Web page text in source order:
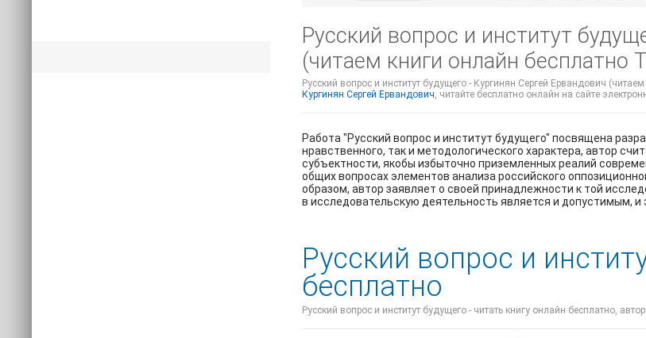
Русский вопрос и институт
(читаем книги онлайн бесплатно
Русский вопрос и институт будущего - Кургинян Сергей Ервандович
Кургинян Сергей Ервандович, читайте бесплатно онлайн на сайте
Работа "Русский вопрос и институт будущего" посвящена
нравственного, так и методологического характера, автор
субъектности, якобы избыточно приземленных реалий
общих вопросах элементов анализа российского
образом, автор заявляет о своей принадлежности к той
в исследовательскую деятельность является и допустимым,
Русский вопрос и
бесплатно
Русский вопрос и институт будущего - читать книгу онлайн бесплатно, автор